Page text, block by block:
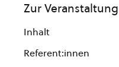
Zur Veranstaltung
Inhalt
Referent:innen